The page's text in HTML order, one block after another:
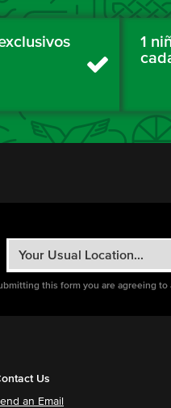
1
this form you are agreeing to
Us
an Email